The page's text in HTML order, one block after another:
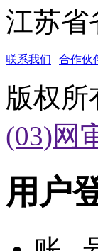
江苏省
联系我们 | 合作伙
版权
(03)网
用户